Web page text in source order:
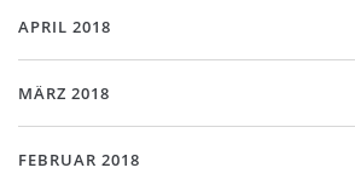
APRIL 2018
MÄRZ 2018
FEBRUAR 2018